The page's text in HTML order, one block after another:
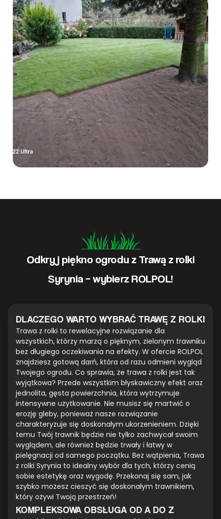
Odkryj piękno ogrodu z Trawą z rolki
Syrynia – wybierz ROLPOL!
DLACZEGO WARTO WYBRAĆ TRAWĘ Z ROLKI
Trawa z rolki to rewelacyjne rozwiązanie dla
wszystkich, którzy marzą o pięknym, zielonym trawniku
bez długiego oczekiwania na efekty. W ofercie ROLPOL
znajdziesz gotową darń, która od razu odmieni wygląd
Twojego ogrodu. Co sprawia, że trawa z rolki jest tak
wyjątkowa? Przede wszystkim błyskawiczny efekt oraz
jednolita, gęsta powierzchnia, która wytrzymuje
intensywne użytkowanie. Nie musisz się martwić o
erozję gleby, ponieważ nasze rozwiązanie
charakteryzuje się doskonałym ukorzenieniem. Dzięki
temu Twój trawnik będzie nie tylko zachwycał swoim
wyglądem, ale również będzie trwały i łatwy w
pielęgnacji od samego początku. Bez wątpienia, Trawa
z rolki Syrynia to idealny wybór dla tych, którzy cenią
sobie estetykę oraz wygodę. Przekonaj się sam, jak
szybko możesz cieszyć się doskonałym trawnikiem,
który ożywi Twoją przestrzeń!
KOMPLEKSOWA OBSŁUGA OD A DO Z